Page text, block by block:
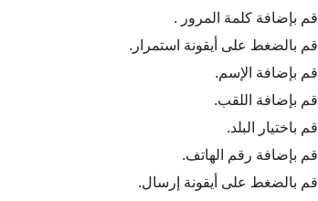
قم بإضافة كلمة المرور .
قم بالضغط على أيقونة استمرار.
قم بإضافة الإسم.
قم بإضافة اللقب.
قم باختيار البلد.
قم بإضافة رقم الهاتف.
قم بالضغط على أيقونة إرسال.